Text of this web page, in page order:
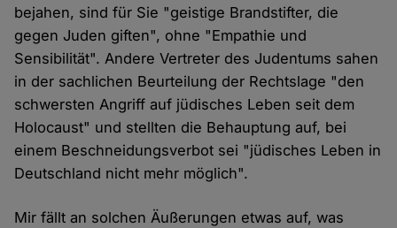
bejahen, sind für Sie "geistige Brandstifter, die
gegen Juden giften", ohne "Empathie und
Sensibilität". Andere Vertreter des Judentums sahen
in der sachlichen Beurteilung der Rechtslage "den
schwersten Angriff auf jüdisches Leben seit dem
Holocaust" und stellten die Behauptung auf, bei
einem Beschneidungsverbot sei "jüdisches Leben in
Deutschland nicht mehr möglich".
Mir fällt an solchen Äußerungen etwas auf, was